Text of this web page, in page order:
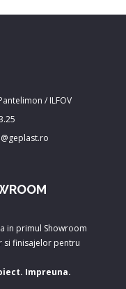
/ ILFOV
in primul Showroom
si finisajelor pentru
Impreuna.